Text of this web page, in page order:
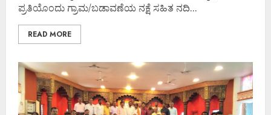
ಪ್ರತಿಯೊಂದು ಗ್ರಾಮ/ಬಡಾವಣೆಯ ನಕ್ಷೆ ಸಹಿತ ನದಿ...
READ MORE